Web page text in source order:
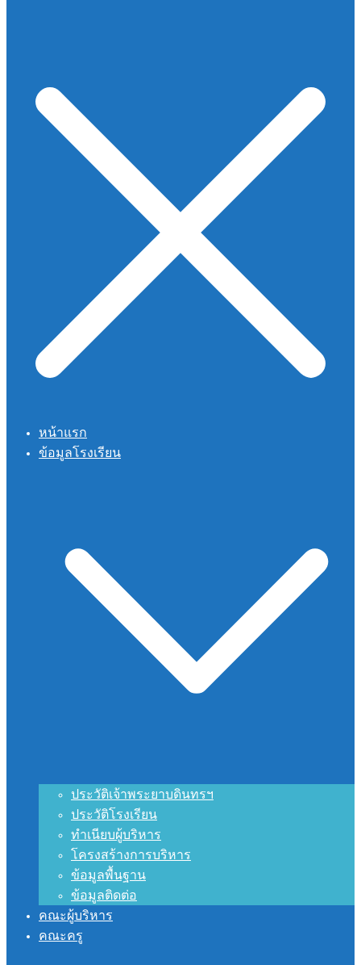
หน้าแรก
ข้อมูลโรงเรียน
ประวัติเจ้าพระยาบดินทรฯ
ประวัติโรงเรียน
ทำเนียบผู้บริหาร
โครงสร้างการบริหาร
ข้อมูลพื้นฐาน
ข้อมูลติดต่อ
คณะผู้บริหาร
คณะครู